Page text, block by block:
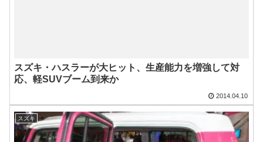
スズキ・ハスラーが大ヒット、生産能力を増強して対
応、軽SUVブーム到来か
2014.04.10
スズキ